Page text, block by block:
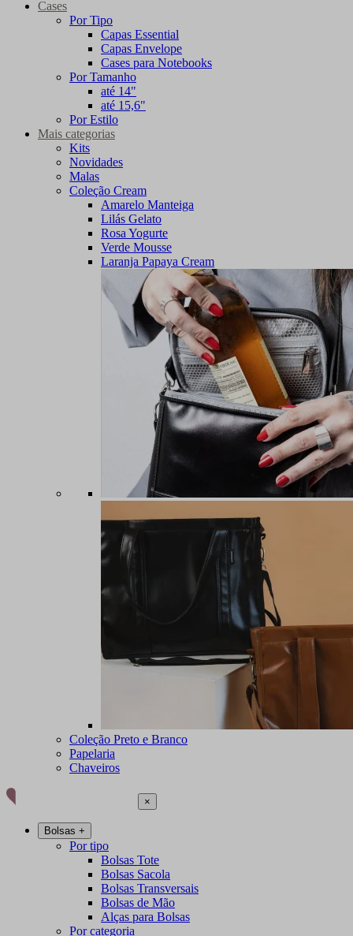
Cases
Por Tipo
Capas Essential
Capas Envelope
Cases para Notebooks
Por Tamanho
até 14"
até 15,6"
Por Estilo
Mais categorias
Kits
Novidades
Malas
Coleção Cream
Amarelo Manteiga
Lilás Gelato
Rosa Yogurte
Verde Mousse
Laranja Papaya Cream
Coleção Preto e Branco
Papelaria
Chaveiros
×
Bolsas +
Por tipo
Bolsas Tote
Bolsas Sacola
Bolsas Transversais
Bolsas de Mão
Alças para Bolsas
Por categoria